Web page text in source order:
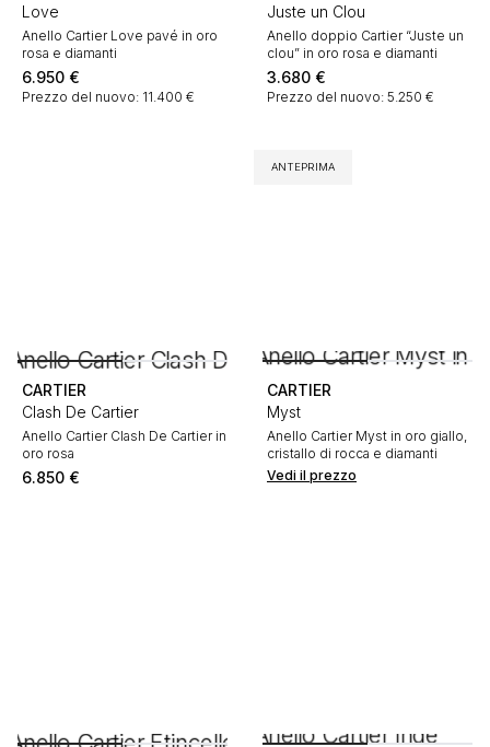
Love
Anello Cartier Love pavé in oro
rosa e diamanti
6.950 €
Prezzo del nuovo: 11.400 €
Juste un Clou
Anello doppio Cartier “Juste un
clou” in oro rosa e diamanti
3.680 €
Prezzo del nuovo: 5.250 €
CARTIER
Clash De Cartier
Anello Cartier Clash De Cartier in
oro rosa
6.850 €
ANTEPRIMA
CARTIER
Myst
Anello Cartier Myst in oro giallo,
cristallo di rocca e diamanti
Vedi il prezzo